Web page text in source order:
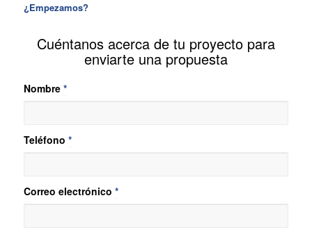
¿Empezamos?
Cuéntanos acerca de tu proyecto para
enviarte una propuesta
Nombre *
Teléfono *
Correo electrónico *